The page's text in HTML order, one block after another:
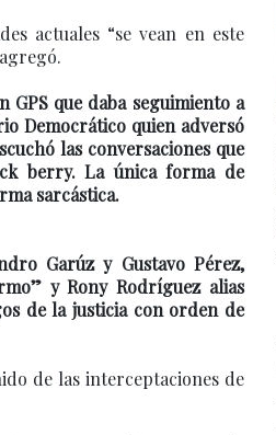
actuales “se vean en este
que daba seguimiento a
Democrático quien adversó
las conversaciones que
berry. La única forma de
sarcástica.
Garúz y Gustavo Pérez,
y Rony Rodríguez alias
de la justicia con orden de
de las interceptaciones de